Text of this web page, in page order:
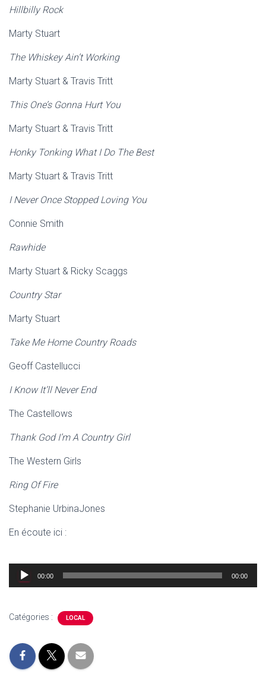
Hillbilly Rock
Marty Stuart
The Whiskey Ain’t Working
Marty Stuart & Travis Tritt
This One’s Gonna Hurt You
Marty Stuart & Travis Tritt
Honky Tonking What I Do The Best
Marty Stuart & Travis Tritt
I Never Once Stopped Loving You
Connie Smith
Rawhide
Marty Stuart & Ricky Scaggs
Country Star
Marty Stuart
Take Me Home Country Roads
Geoff Castellucci
I Know It’ll Never End
The Castellows
Thank God I’m A Country Girl
The Western Girls
Ring Of Fire
Stephanie UrbinaJones
En écoute ici :
Lecteur
audio
00:00 00:00
Catégories : LOCAL